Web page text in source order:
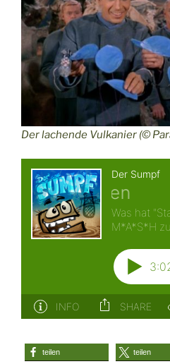
Der lachende Vulkanier (©
teilen teilen